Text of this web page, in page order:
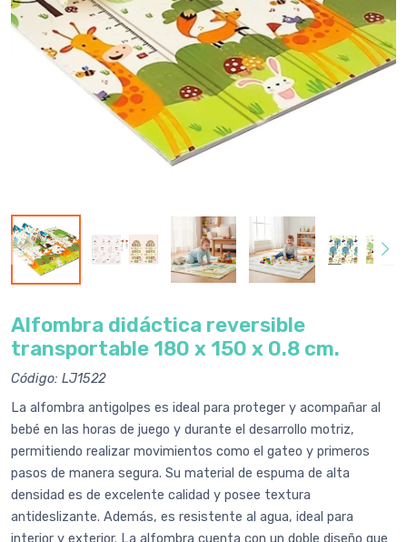
Alfombra didáctica reversible
transportable 180 x 150 x 0.8 cm.
Código: LJ1522
La alfombra antigolpes es ideal para proteger y acompañar al
bebé en las horas de juego y durante el desarrollo motriz,
permitiendo realizar movimientos como el gateo y primeros
pasos de manera segura. Su material de espuma de alta
densidad es de excelente calidad y posee textura
antideslizante. Además, es resistente al agua, ideal para
interior y exterior. La alfombra cuenta con un doble diseño que